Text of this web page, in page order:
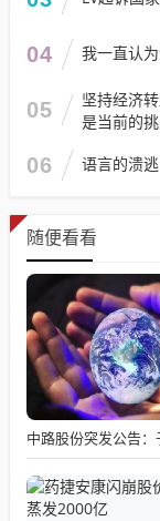
04 我一直认
05
坚持经济
是当前的
06 语言的溃
随便看看